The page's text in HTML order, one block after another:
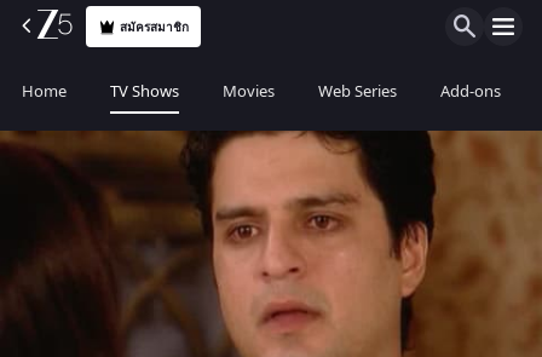
สมัครสมาชิก
Home TV Shows Movies Web Series Add-ons